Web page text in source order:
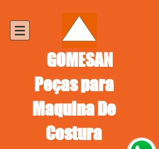
GOMESAN
Peças para
Maquina De
Costura